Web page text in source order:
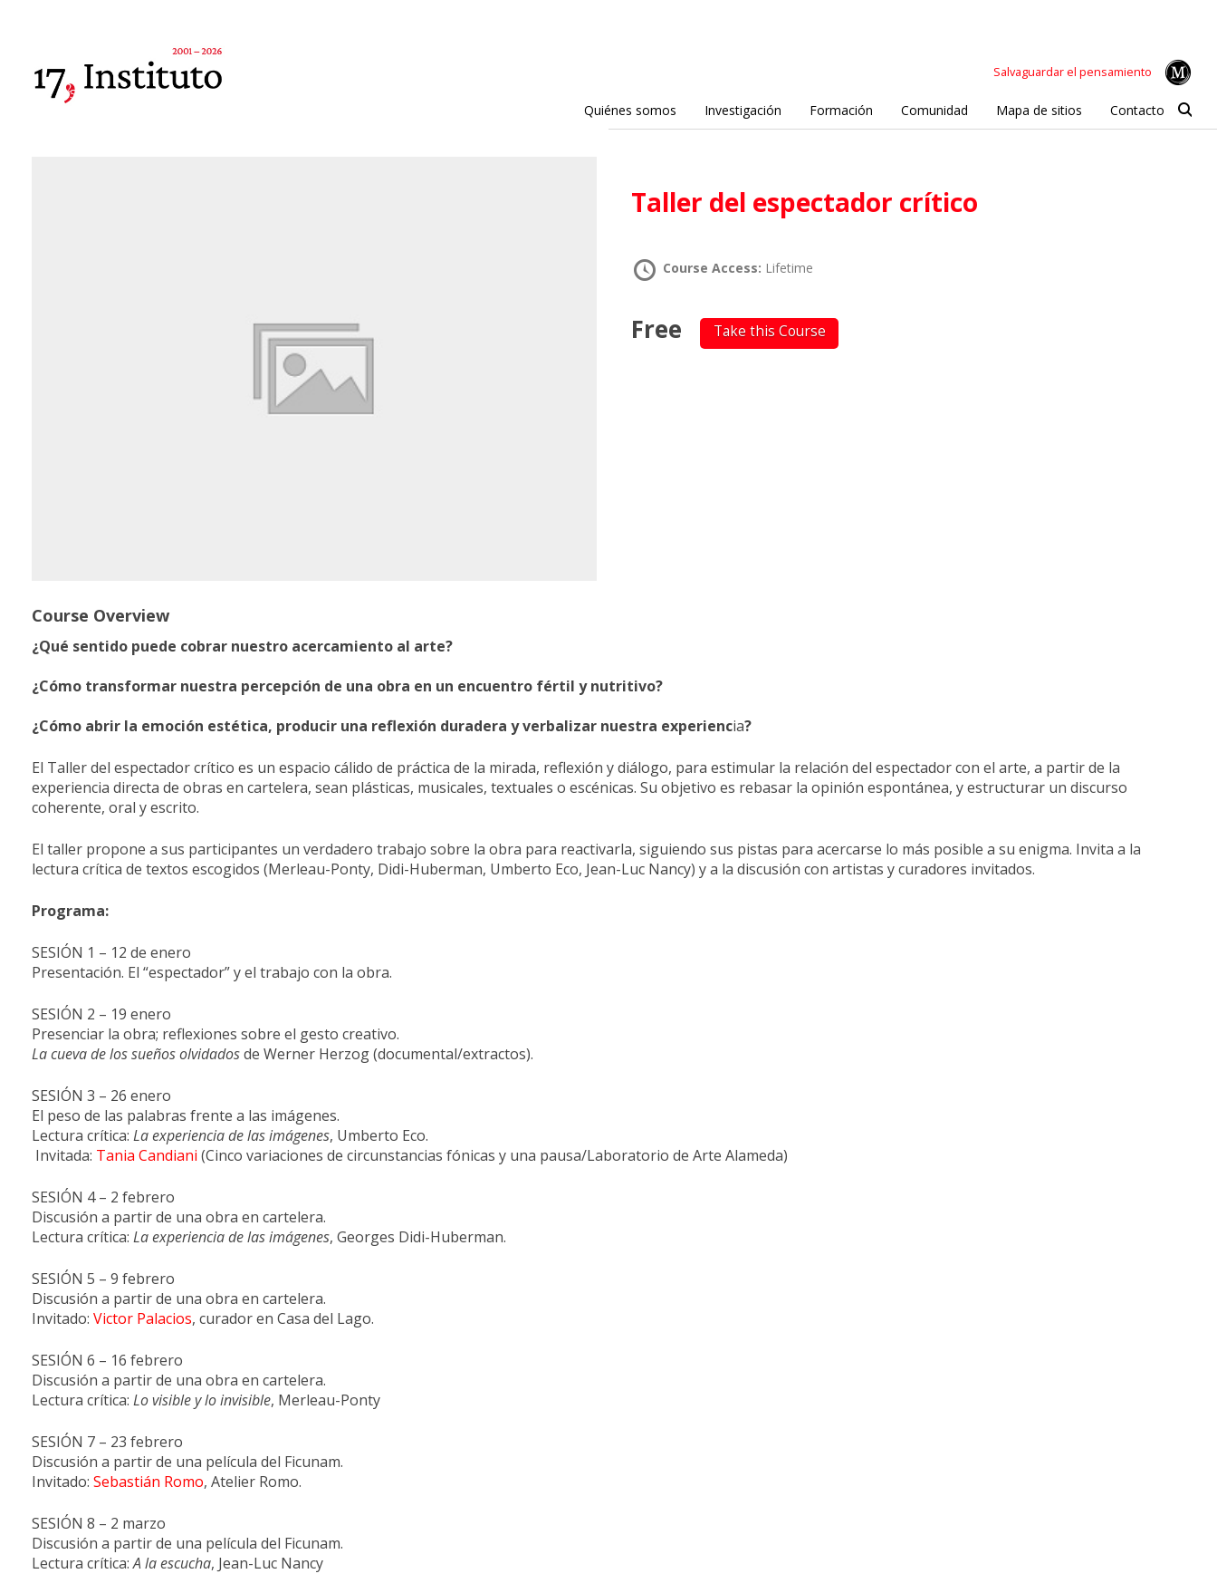
Salvaguardar el pensamiento
Quiénes somos Investigación Formación Comunidad Mapa de sitios Contacto
Taller del espectador crítico
Course Access: Lifetime
Free Take this Course
Course Overview
¿Qué sentido puede cobrar nuestro acercamiento al arte?
¿Cómo transformar nuestra percepción de una obra en un encuentro fértil y nutritivo?
¿Cómo abrir la emoción estética, producir una reflexión duradera y verbalizar nuestra experiencia?
El Taller del espectador crítico es un espacio cálido de práctica de la mirada, reflexión y diálogo, para estimular la relación del espectador con el arte, a partir de la
experiencia directa de obras en cartelera, sean plásticas, musicales, textuales o escénicas. Su objetivo es rebasar la opinión espontánea, y estructurar un discurso
coherente, oral y escrito.
El taller propone a sus participantes un verdadero trabajo sobre la obra para reactivarla, siguiendo sus pistas para acercarse lo más posible a su enigma. Invita a la
lectura crítica de textos escogidos (Merleau-Ponty, Didi-Huberman, Umberto Eco, Jean-Luc Nancy) y a la discusión con artistas y curadores invitados.
Programa:
SESIÓN 1 – 12 de enero
Presentación. El “espectador” y el trabajo con la obra.
SESIÓN 2 – 19 enero
Presenciar la obra; reflexiones sobre el gesto creativo.
La cueva de los sueños olvidadosde Werner Herzog (documental/extractos).
SESIÓN 3 – 26 enero
El peso de las palabras frente a las imágenes.
Lectura crítica: La experiencia de las imágenes, Umberto Eco.
Invitada: Tania Candiani (Cinco variaciones de circunstancias fónicas y una pausa/Laboratorio de Arte Alameda)
SESIÓN 4 – 2 febrero
Discusión a partir de una obra en cartelera.
Lectura crítica: La experiencia de las imágenes, Georges Didi-Huberman.
SESIÓN 5 – 9 febrero
Discusión a partir de una obra en cartelera.
Invitado: Victor Palacios, curador en Casa del Lago.
SESIÓN 6 – 16 febrero
Discusión a partir de una obra en cartelera.
Lectura crítica: Lo visible y lo invisible, Merleau-Ponty
SESIÓN 7 – 23 febrero
Discusión a partir de una película del Ficunam.
Invitado: Sebastián Romo, Atelier Romo.
SESIÓN 8 – 2 marzo
Discusión a partir de una película del Ficunam.
Lectura crítica:A la escucha, Jean-Luc Nancy